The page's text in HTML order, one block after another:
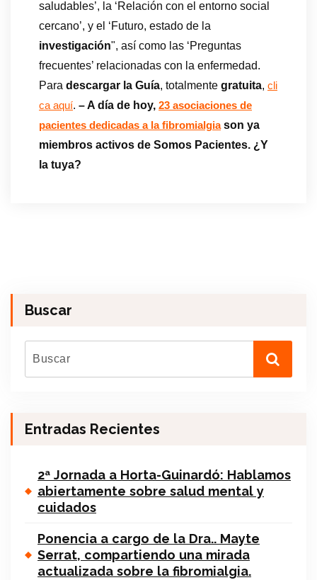
saludables’, la ‘Relación con el entorno social
cercano’, y el ‘Futuro, estado de la
investigación", así como las ‘Preguntas
frecuentes’ relacionadas con la enfermedad.
Para descargar la Guía, totalmente gratuita, cli
ca aquí. – A día de hoy, 23 asociaciones de
pacientes dedicadas a la fibromialgiason ya
miembros activos de Somos Pacientes. ¿Y
la tuya?
Buscar
Entradas Recientes
2ª Jornada a Horta-Guinardó: Hablamos
abiertamente sobre salud mental y
cuidados
Ponencia a cargo de la Dra.. Mayte
Serrat, compartiendo una mirada
actualizada sobre la fibromialgia.